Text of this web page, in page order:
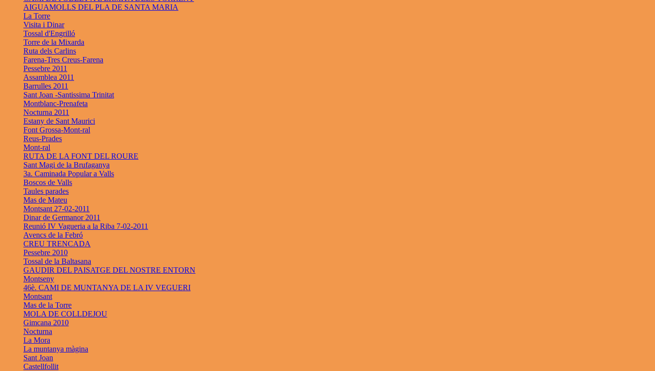
AIGUAMOLLS DEL PLA DE SANTA MARIA
La Torre
Visita i Dinar
Tossal d'Engrilló
Torre de la Mixarda
Ruta dels Carlins
Farena-Tres Creus-Farena
Pessebre 2011
Assamblea 2011
Barrulles 2011
Sant Joan -Santissima Trinitat
Montblanc-Prenafeta
Nocturna 2011
Estany de Sant Maurici
Font Grossa-Mont-ral
Reus-Prades
Mont-ral
RUTA DE LA FONT DEL ROURE
Sant Magi de la Brufaganya
3a. Caminada Popular a Valls
Boscos de Valls
Taules parades
Mas de Mateu
Montsant 27-02-2011
Dinar de Germanor 2011
Reunió IV Vagueria a la Riba 7-02-2011
Avencs de la Febró
CREU TRENCADA
Pessebre 2010
Tossal de la Baltasana
GAUDIR DEL PAISATGE DEL NOSTRE ENTORN
Montseny
46è. CAMI DE MUNTANYA DE LA IV VEGUERI
Montsant
Mas de la Torre
MOLA DE COLLDEJOU
Gimcana 2010
Nocturna
La Mora
La muntanya màgina
Sant Joan
Castellfollit